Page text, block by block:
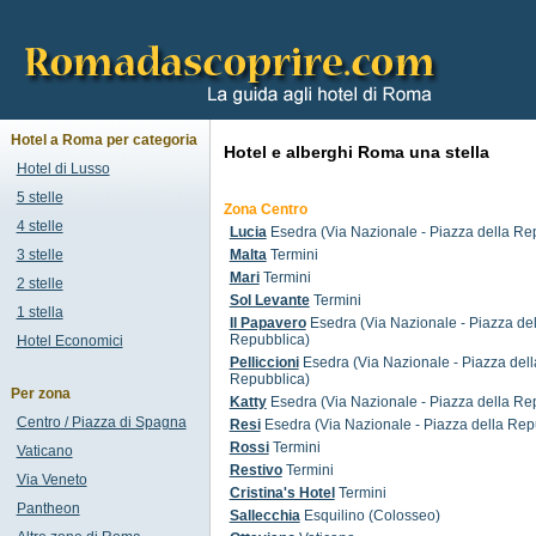
Hotel e alberghi Roma una stella
Zona Centro
LuciaEsedra (Via Nazionale - Piazza della
MaltaTermini
MariTermini
Sol LevanteTermini
Il PapaveroEsedra (Via Nazionale - Piazza
Repubblica)
PelliccioniEsedra (Via Nazionale - Piazza
Repubblica)
KattyEsedra (Via Nazionale - Piazza della
ResiEsedra (Via Nazionale - Piazza della
RossiTermini
RestivoTermini
Cristina's Hotel Termini
SallecchiaEsquilino (Colosseo)
Hotel a Roma per categoria
Hotel di Lusso
5 stelle
4 stelle
3 stelle
2 stelle
1 stella
Hotel Economici
Per zona
Centro / Piazza di Spagna
Vaticano
Via Veneto
Pantheon